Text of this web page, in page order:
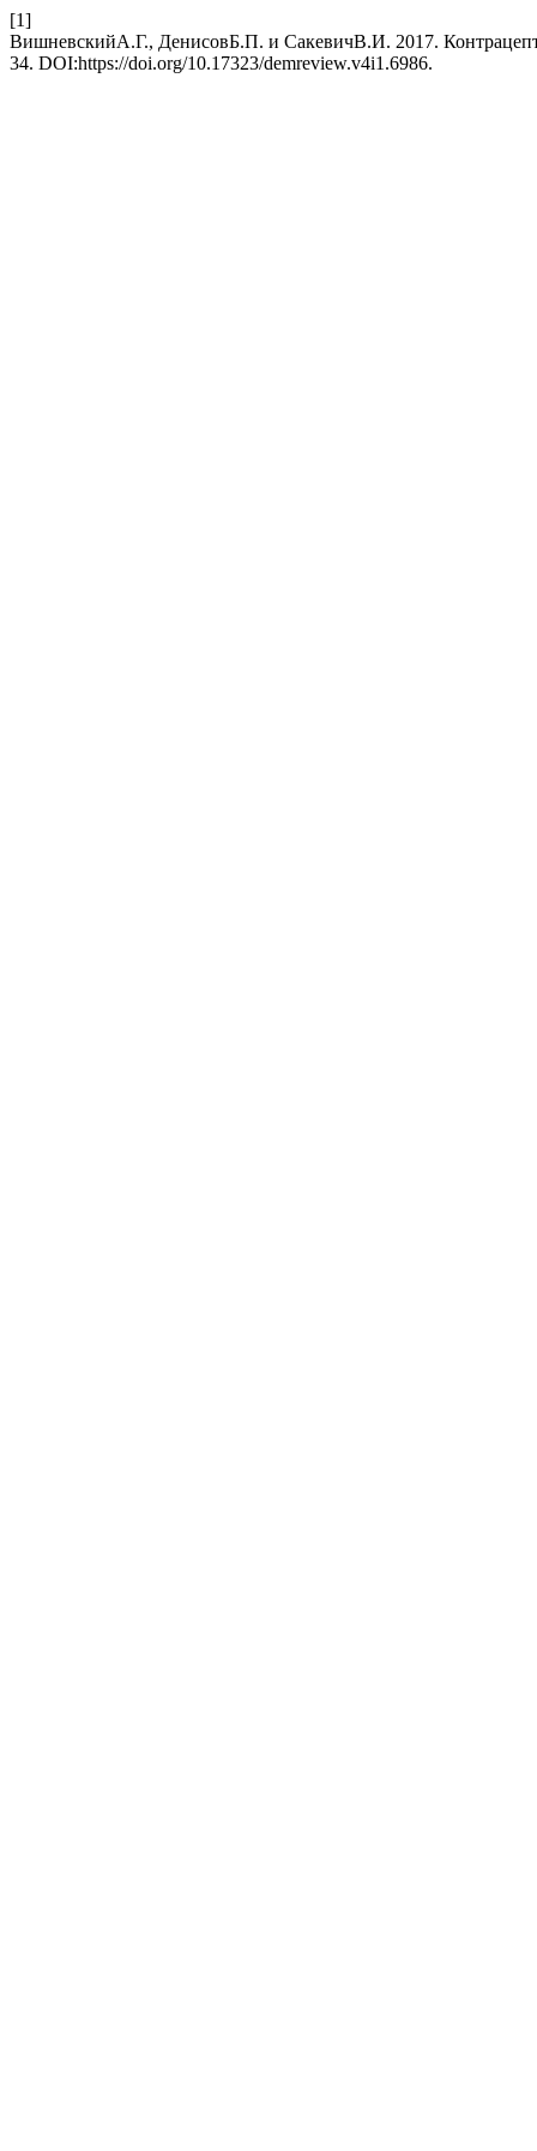
[1]
ВишневскийА.Г., ДенисовБ.П. и СакевичВ.И. 2017.
34. DOI:https://doi.org/10.17323/demreview.v4i1.6986.